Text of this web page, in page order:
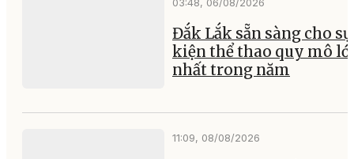
03:48, 06/08/2026
Đắk Lắk sẵn sàng cho sự
kiện thể thao quy mô
nhất trong năm
11:09, 08/08/2026